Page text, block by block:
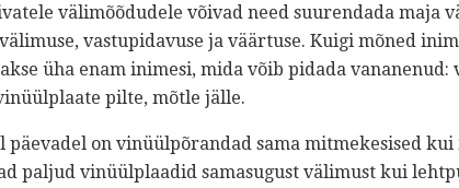
välimõõdudele võivad need suurendada maja
vastupidavuse ja väärtuse. Kuigi mõned
üha enam inimesi, mida võib pidada
pilte, mõtle jälle.
päevadel on vinüülpõrandad sama mitmekesised
paljud vinüülplaadid samasugust välimust kui